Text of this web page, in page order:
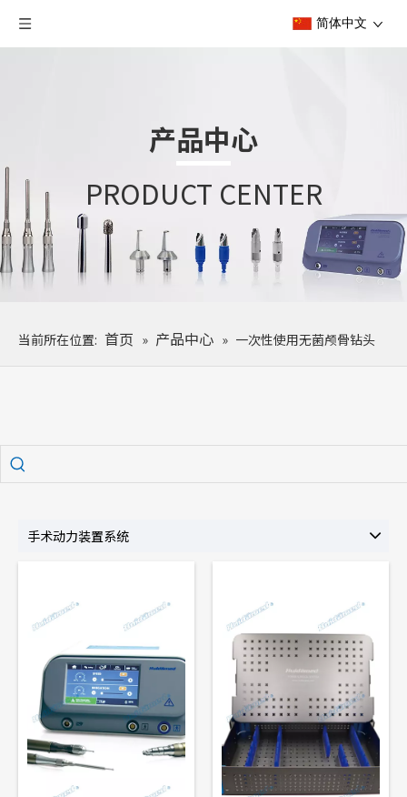
简体中文
产品中心
PRODUCT CENTER
当前所在位置: 首页 » 产品中心 » 一次性使用无菌颅骨钻头
手术动力装置系统